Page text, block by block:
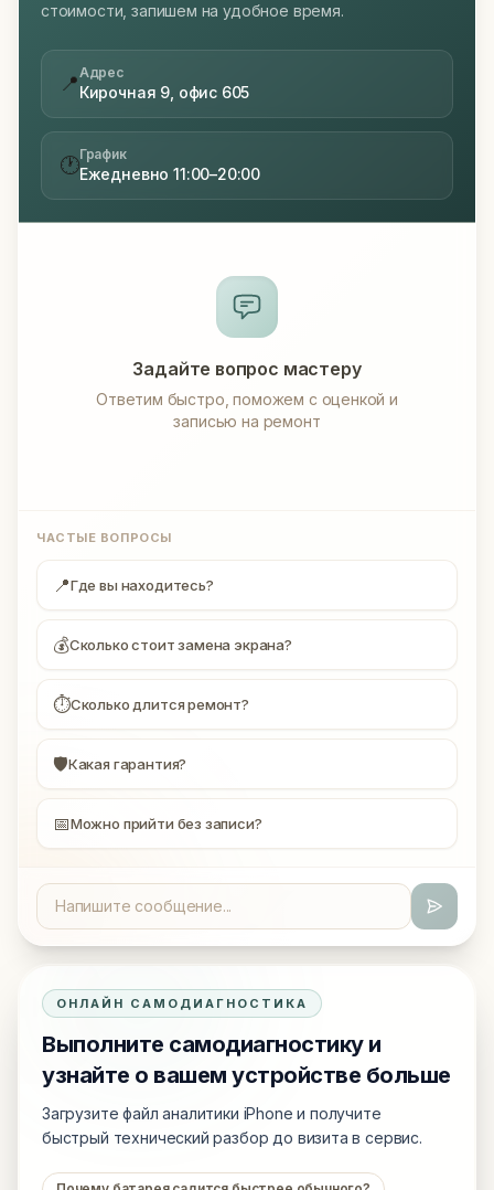
стоимости, запишем на удобное время.
📍Адрес
Кирочная 9, офис 605
🕐График
Ежедневно 11:00–20:00
Задайте вопрос мастеру
Ответим быстро, поможем с оценкой и
записью на ремонт
ЧАСТЫЕ ВОПРОСЫ
📍Где вы находитесь?
💰Сколько стоит замена экрана?
⏱Сколько длится ремонт?
🛡Какая гарантия?
📅Можно прийти без записи?
ОНЛАЙН САМОДИАГНОСТИКА
Выполните самодиагностику и
узнайте о вашем устройстве больше
Загрузите файл аналитики iPhone и получите
быстрый технический разбор до визита в сервис.